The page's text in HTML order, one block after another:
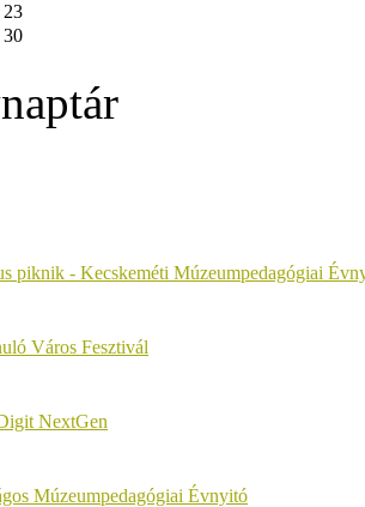
23
30
piknik - Kecskeméti Múzeumpedagógiai
Város Fesztivál
NextGen
Múzeumpedagógiai Évnyitó